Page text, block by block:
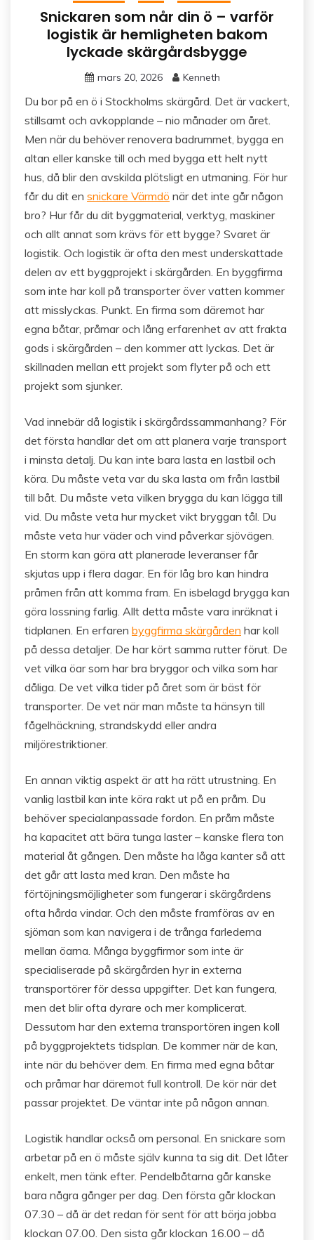
Snickaren som når din ö – varför
logistik är hemligheten bakom
lyckade skärgårdsbygge
mars 20, 2026 Kenneth
Du bor på en ö i Stockholms skärgård. Det är vackert,
stillsamt och avkopplande – nio månader om året.
Men när du behöver renovera badrummet, bygga en
altan eller kanske till och med bygga ett helt nytt
hus, då blir den avskilda plötsligt en utmaning. För hur
får du dit en snickare Värmdö när det inte går någon
bro? Hur får du dit byggmaterial, verktyg, maskiner
och allt annat som krävs för ett bygge? Svaret är
logistik. Och logistik är ofta den mest underskattade
delen av ett byggprojekt i skärgården. En byggfirma
som inte har koll på transporter över vatten kommer
att misslyckas. Punkt. En firma som däremot har
egna båtar, pråmar och lång erfarenhet av att frakta
gods i skärgården – den kommer att lyckas. Det är
skillnaden mellan ett projekt som flyter på och ett
projekt som sjunker.
Vad innebär då logistik i skärgårdssammanhang? För
det första handlar det om att planera varje transport
i minsta detalj. Du kan inte bara lasta en lastbil och
köra. Du måste veta var du ska lasta om från lastbil
till båt. Du måste veta vilken brygga du kan lägga till
vid. Du måste veta hur mycket vikt bryggan tål. Du
måste veta hur väder och vind påverkar sjövägen.
En storm kan göra att planerade leveranser får
skjutas upp i flera dagar. En för låg bro kan hindra
pråmen från att komma fram. En isbelagd brygga kan
göra lossning farlig. Allt detta måste vara inräknat i
tidplanen. En erfaren byggfirma skärgården har koll
på dessa detaljer. De har kört samma rutter förut. De
vet vilka öar som har bra bryggor och vilka som har
dåliga. De vet vilka tider på året som är bäst för
transporter. De vet när man måste ta hänsyn till
fågelhäckning, strandskydd eller andra
miljörestriktioner.
En annan viktig aspekt är att ha rätt utrustning. En
vanlig lastbil kan inte köra rakt ut på en pråm. Du
behöver specialanpassade fordon. En pråm måste
ha kapacitet att bära tunga laster – kanske flera ton
material åt gången. Den måste ha låga kanter så att
det går att lasta med kran. Den måste ha
förtöjningsmöjligheter som fungerar i skärgårdens
ofta hårda vindar. Och den måste framföras av en
sjöman som kan navigera i de trånga farlederna
mellan öarna. Många byggfirmor som inte är
specialiserade på skärgården hyr in externa
transportörer för dessa uppgifter. Det kan fungera,
men det blir ofta dyrare och mer komplicerat.
Dessutom har den externa transportören ingen koll
på byggprojektets tidsplan. De kommer när de kan,
inte när du behöver dem. En firma med egna båtar
och pråmar har däremot full kontroll. De kör när det
passar projektet. De väntar inte på någon annan.
Logistik handlar också om personal. En snickare som
arbetar på en ö måste själv kunna ta sig dit. Det låter
enkelt, men tänk efter. Pendelbåtarna går kanske
bara några gånger per dag. Den första går klockan
07.30 – då är det redan för sent för att börja jobba
klockan 07.00. Den sista går klockan 16.00 – då